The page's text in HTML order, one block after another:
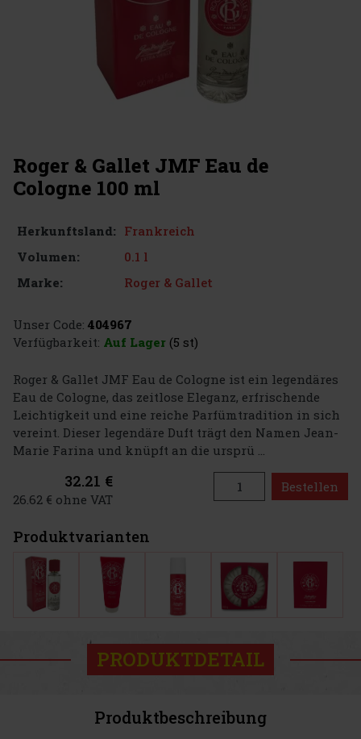
Roger & Gallet JMF Eau de
Cologne 100 ml
Herkunftsland: Frankreich
Volumen:
0.1 l
Marke:
Roger & Gallet
Unser Code: 404967
Verfügbarkeit: Auf Lager (5 st)
Roger & Gallet JMF Eau de Cologne ist ein legendäres
Eau de Cologne, das zeitlose Eleganz, erfrischende
Leichtigkeit und eine reiche Parfümtradition in sich
vereint. Dieser legendäre Duft trägt den Namen Jean-
Marie Farina und knüpft an die ursprü ...
32.21 €
26.62 € ohne VAT
Bestellen
Produktvarianten
PRODUKTDETAIL
Produktbeschreibung